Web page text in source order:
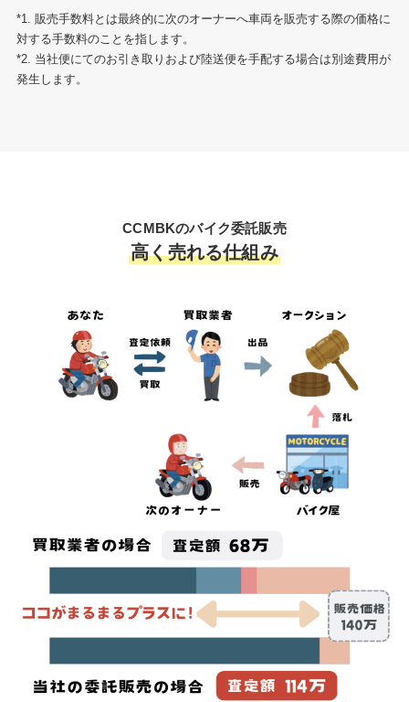
*1. 販売手数料とは最終的に次のオーナーへ車両を販売する際の価格に
対する手数料のことを指します。
*2. 当社便にてのお引き取りおよび陸送便を手配する場合は別途費用が
発生します。
CCMBKのバイク委託販売
高く売れる仕組み